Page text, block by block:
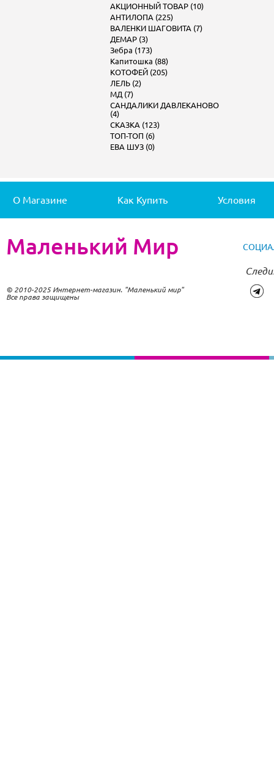
АКЦИОННЫЙ ТОВАР (10)
АНТИЛОПА (225)
ВАЛЕНКИ ШАГОВИТА (7)
ДЕМАР (3)
Зебра (173)
Капитошка (88)
КОТОФЕЙ (205)
ЛЕЛЬ (2)
МД (7)
САНДАЛИКИ ДАВЛЕКАНОВО
(4)
СКАЗКА (123)
ТОП-ТОП (6)
ЕВА ШУЗ (0)
О Магазине Как Купить Условия
Маленький Мир
© 2010-2025 Интернет-магазин. "Маленький мир"
Все права защищены